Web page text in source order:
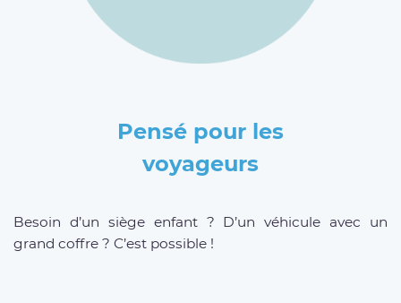
Pensé pour les
voyageurs
Besoin d’un siège enfant ? D’un véhicule avec un
grand coffre ? C’est possible !